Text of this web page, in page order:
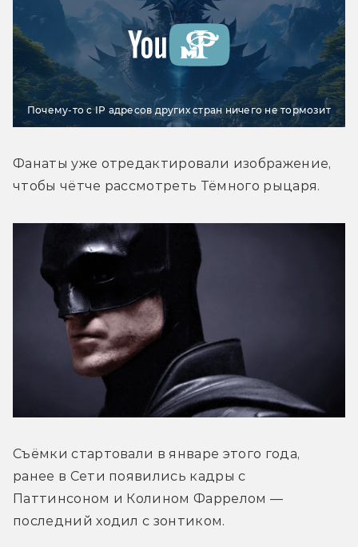
Почему-то с IP адресов других стран ничего не тормозит
Фанаты уже отредактировали изображение,
чтобы чётче рассмотреть Тёмного рыцаря.
Съёмки стартовали в январе этого года,
ранее в Сети появились кадры с
Паттинсоном и Колином Фаррелом —
последний ходил с зонтиком.